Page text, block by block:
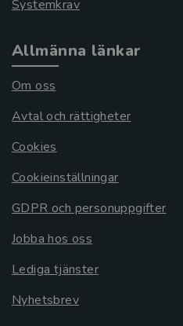
Systemkrav
Allmänna länkar
Om oss
Avtal och rättigheter
Cookies
Cookieinställningar
GDPR och personuppgifter
Jobba hos oss
Lediga tjänster
Nyhetsbrev